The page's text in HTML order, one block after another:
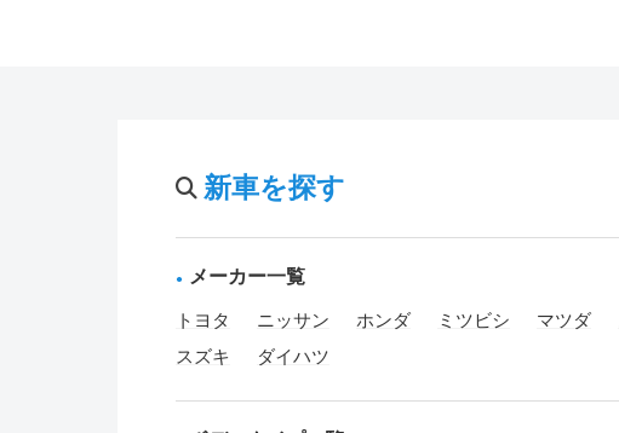
新車を探す
メーカー一覧
トヨタ ニッサン ホンダ ミツビシ マツダ
スズキ
ダイハツ